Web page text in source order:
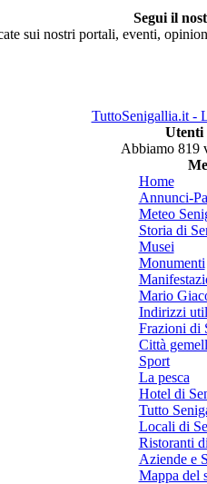
Segui il
sui nostri portali, eventi,
TuttoSenigallia.it -
Utenti
Abbiamo 819
Home
Annunci-
Meteo
Storia di
Musei
Monumenti
Mario
Indirizzi
Frazioni di
Città
Sport
La pesca
Hotel di
Tutto
Locali di
Ristoranti
Aziende e
Mappa del